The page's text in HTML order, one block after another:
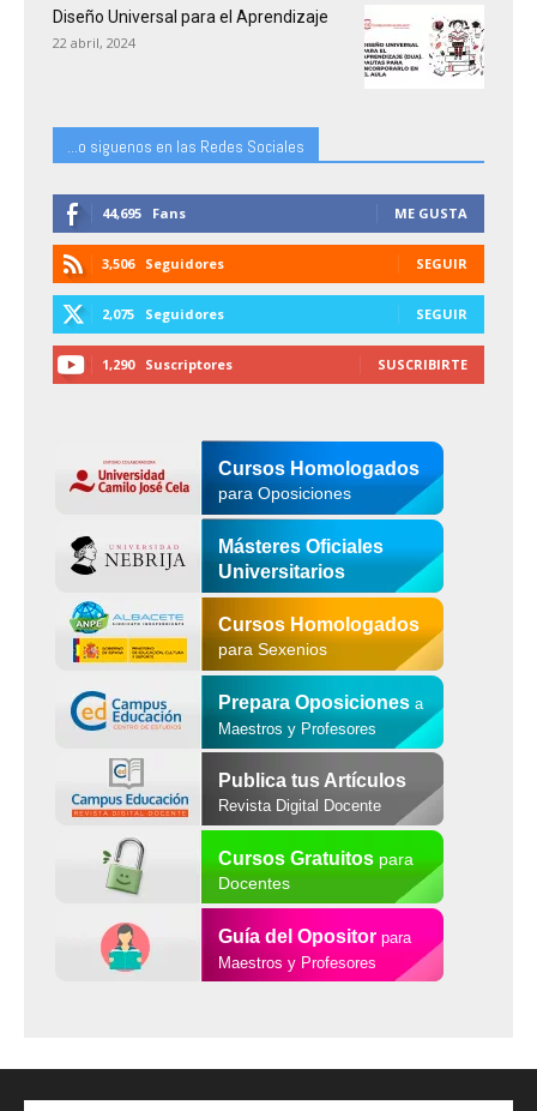
Diseño Universal para el Aprendizaje
22 abril, 2024
...o siguenos en las Redes Sociales
44,695 Fans ME GUSTA
3,506 Seguidores SEGUIR
2,075 Seguidores SEGUIR
1,290 Suscriptores SUSCRIBIRTE
Cursos Homologados
para Oposiciones
Másteres Oficiales
Universitarios
Cursos Homologados
para Sexenios
Prepara Oposiciones a
Maestros y Profesores
Publica tus Artículos
Revista Digital Docente
Cursos Gratuitospara
Docentes
Guía del Opositor para
Maestros y Profesores